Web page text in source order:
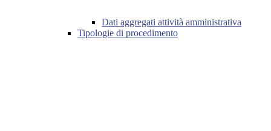
Dati aggregati attività amministrativa
Tipologie di procedimento